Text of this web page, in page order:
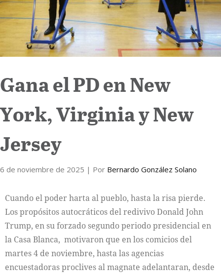
Gana el PD en New
York, Virginia y New
Jersey
6 de noviembre de 2025 | Por Bernardo González Solano
Cuando el poder harta al pueblo, hasta la risa pierde.
Los propósitos autocráticos del redivivo Donald John
Trump, en su forzado segundo periodo presidencial en
la Casa Blanca, motivaron que en los comicios del
martes 4 de noviembre, hasta las agencias
encuestadoras proclives al magnate adelantaran, desde